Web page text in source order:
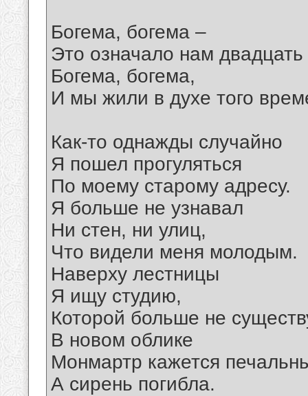
Богема, богема –
Это означало нам двадцать
Богема, богема,
И мы жили в духе того
Как-то однажды случайно
Я пошел прогуляться
По моему старому адресу.
Я больше не узнавал
Ни стен, ни улиц,
Что видели меня молодым.
Наверху лестницы
Я ищу студию,
Которой больше не
В новом облике
Монмартр кажется
А сирень погибла.